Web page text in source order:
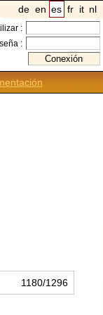
de en es fr it nl
:
:
1180/1296